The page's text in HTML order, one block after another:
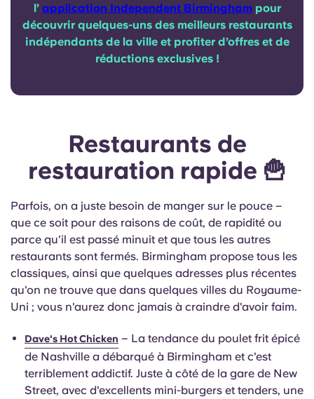
l’ application Independent Birmingham pour
découvrir quelques-uns des meilleurs restaurants
indépendants de la ville et profiter d’offres et de
réductions exclusives !
Restaurants de
restauration rapide 🍟
Parfois, on a juste besoin de manger sur le pouce –
que ce soit pour des raisons de coût, de rapidité ou
parce qu'il est passé minuit et que tous les autres
restaurants sont fermés. Birmingham propose tous les
classiques, ainsi que quelques adresses plus récentes
qu'on ne trouve que dans quelques villes du Royaume-
Uni ; vous n'aurez donc jamais à craindre d'avoir faim.
Dave's Hot Chicken – La tendance du poulet frit épicé
de Nashville a débarqué à Birmingham et c'est
terriblement addictif. Juste à côté de la gare de New
Street, avec d'excellents mini-burgers et tenders, une